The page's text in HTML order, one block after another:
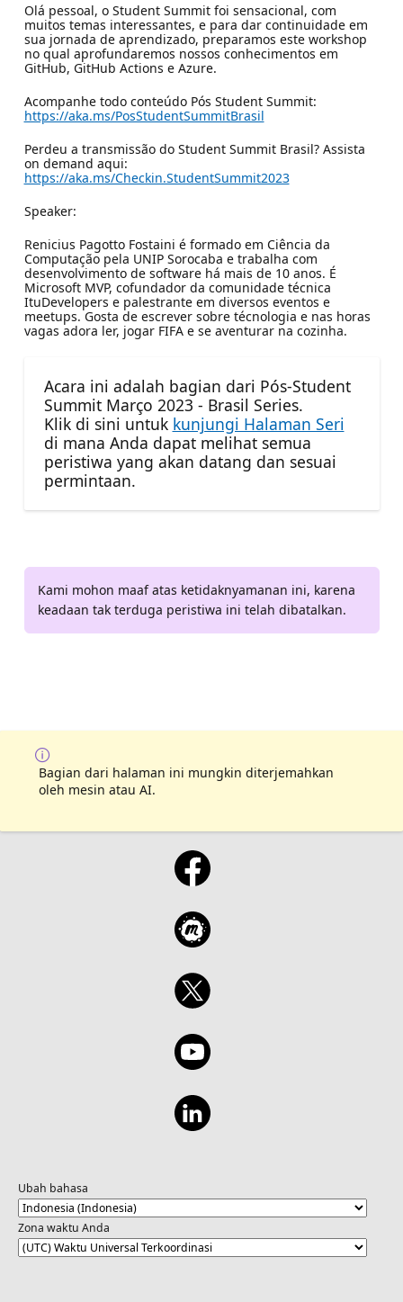
Olá pessoal, o Student Summit foi sensacional, com
muitos temas interessantes, e para dar continuidade em
sua jornada de aprendizado, preparamos este workshop
no qual aprofundaremos nossos conhecimentos em
GitHub, GitHub Actions e Azure.
Acompanhe todo conteúdo Pós Student Summit:
https://aka.ms/PosStudentSummitBrasil
Perdeu a transmissão do Student Summit Brasil? Assista
on demand aqui:
https://aka.ms/Checkin.StudentSummit2023
Speaker:
Renicius Pagotto Fostaini é formado em Ciência da
Computação pela UNIP Sorocaba e trabalha com
desenvolvimento de software há mais de 10 anos. É
Microsoft MVP, cofundador da comunidade técnica
ItuDevelopers e palestrante em diversos eventos e
meetups. Gosta de escrever sobre técnologia e nas horas
vagas adora ler, jogar FIFA e se aventurar na cozinha.
Acara ini adalah bagian dari Pós-Student
Summit Março 2023 - Brasil Series.
Klik di sini untuk kunjungi Halaman Seri
di mana Anda dapat melihat semua
peristiwa yang akan datang dan sesuai
permintaan.
Kami mohon maaf atas ketidaknyamanan ini, karena
keadaan tak terduga peristiwa ini telah dibatalkan.
Bagian dari halaman ini mungkin diterjemahkan
oleh mesin atau AI.
Ubah bahasa
Zona waktu Anda